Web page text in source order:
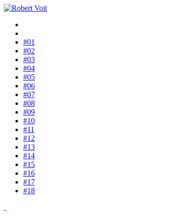
#01
#02
#03
#04
#05
#06
#07
#08
#09
#10
#11
#12
#13
#14
#15
#16
#17
#18